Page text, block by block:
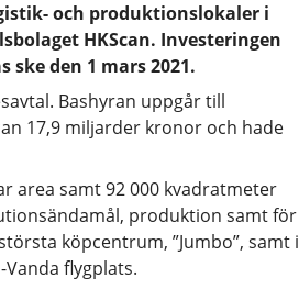
och produktionslokaler i
HKScan. Investeringen
den 1 mars 2021.
Bashyran uppgår till
17,9 miljarder kronor och hade
area samt 92 000 kvadratmeter
produktion samt för
köpcentrum, ”Jumbo”, samt i
flygplats.